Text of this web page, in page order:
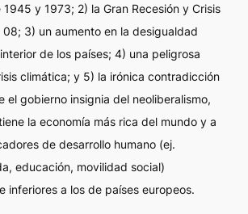
y 1973; 2) la Gran Recesión y Crisis
3) un aumento en la desigualdad
de los países; 4) una peligrosa
climática; y 5) la irónica contradicción
el gobierno insignia del neoliberalismo,
la economía más rica del mundo y a
de desarrollo humano (ej.
educación, movilidad social)
inferiores a los de países europeos.